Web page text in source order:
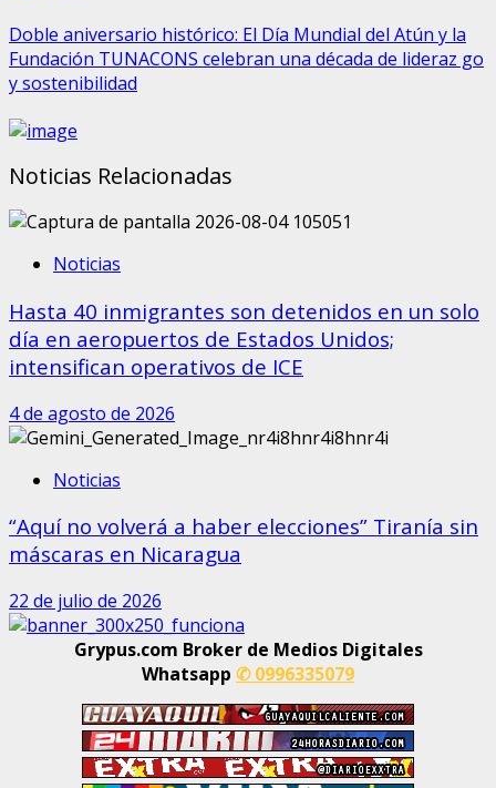
Doble aniversario histórico: El Día Mundial del Atún y la
Fundación TUNACONS celebran una década de lideraz go
y sostenibilidad
Noticias Relacionadas
Noticias
Hasta 40 inmigrantes son detenidos en un solo
día en aeropuertos de Estados Unidos;
intensifican operativos de ICE
4 de agosto de 2026
Noticias
“Aquí no volverá a haber elecciones” Tiranía sin
máscaras en Nicaragua
22 de julio de 2026
Grypus.com Broker de Medios Digitales
Whatsapp ✆ 0996335079